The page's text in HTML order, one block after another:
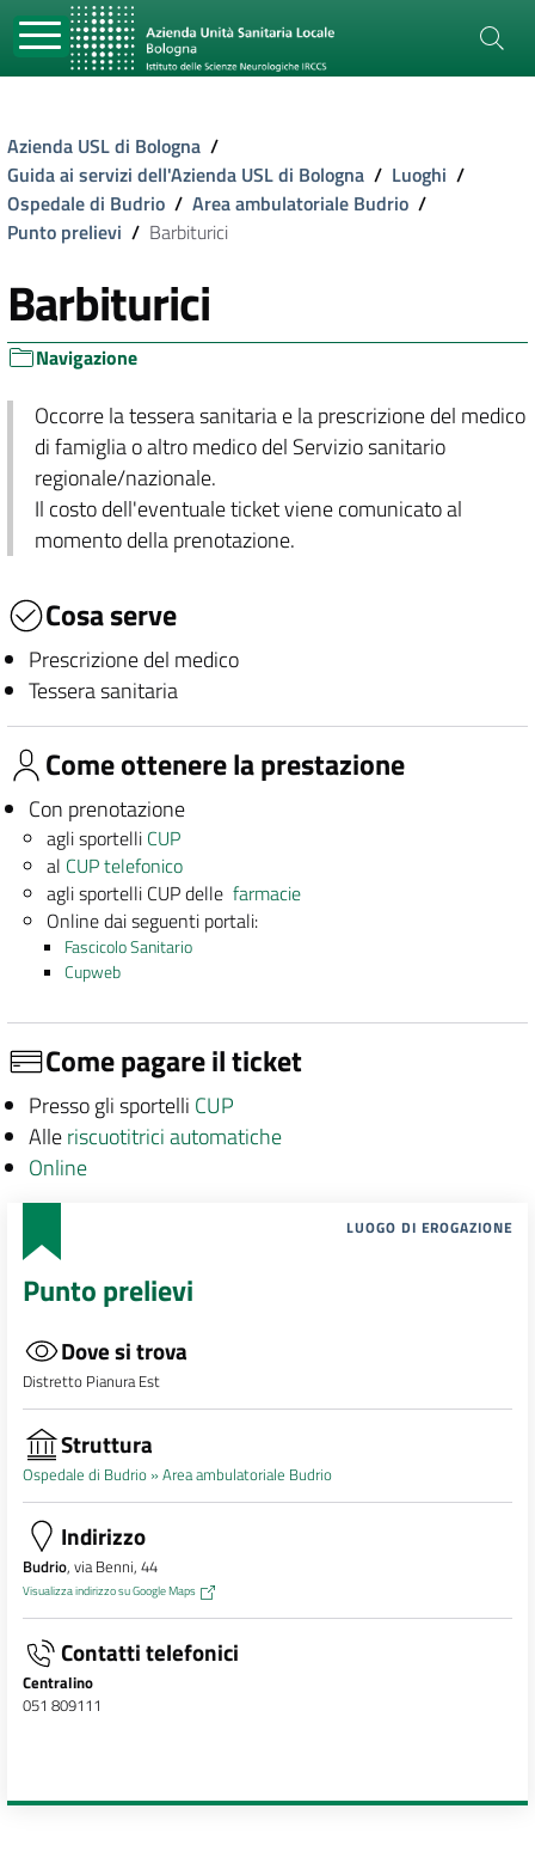
Azienda USL di Bologna /
Guida ai servizi dell'Azienda USL di Bologna / Luoghi /
Ospedale di Budrio / Area ambulatoriale Budrio /
Punto prelievi / Barbiturici
Barbiturici
Navigazione
Occorre la tessera sanitaria e la prescrizione del medico
di famiglia o altro medico del Servizio sanitario
regionale/nazionale.
Il costo dell'eventuale ticket viene comunicato al
momento della prenotazione.
Cosa serve
Prescrizione del medico
Tessera sanitaria
Come ottenere la prestazione
Con prenotazione
agli sportelli CUP
al CUP telefonico
agli sportelli CUP dellefarmacie
Online dai seguenti portali:
Fascicolo Sanitario
Cupweb
Come pagare il ticket
Presso gli sportelli CUP
Alleriscuotitrici automatiche
Online
LUOGO DI EROGAZIONE
Punto prelievi
Dove si trova
Distretto Pianura Est
Struttura
Ospedale di Budrio »Area ambulatoriale Budrio
Indirizzo
Budrio, via Benni, 44
Visualizza indirizzo su Google Maps
Contatti telefonici
Centralino
051 809111